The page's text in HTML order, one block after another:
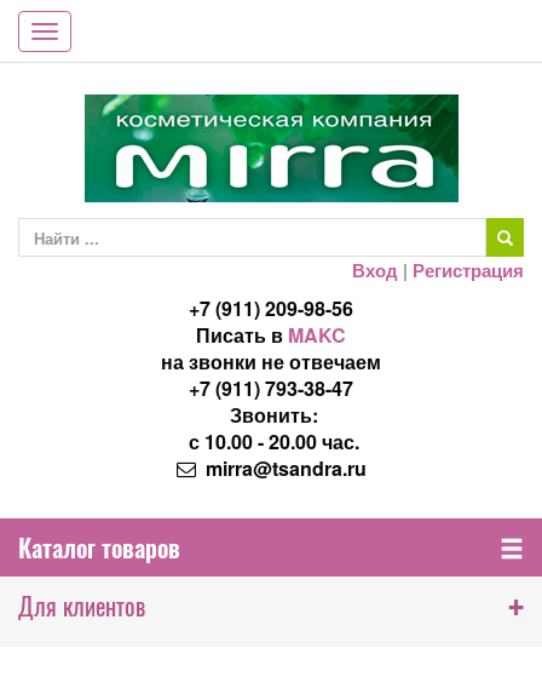
Toggle
navigation
Вход | Регистрация
+7 (911) 209-98-56
Писать в MAKC
на звонки не отвечаем
+7 (911) 793-38-47
Звонить:
с 10.00 - 20.00 час.
mirra@tsandra.ru
Каталог товаров
Для клиентов
+